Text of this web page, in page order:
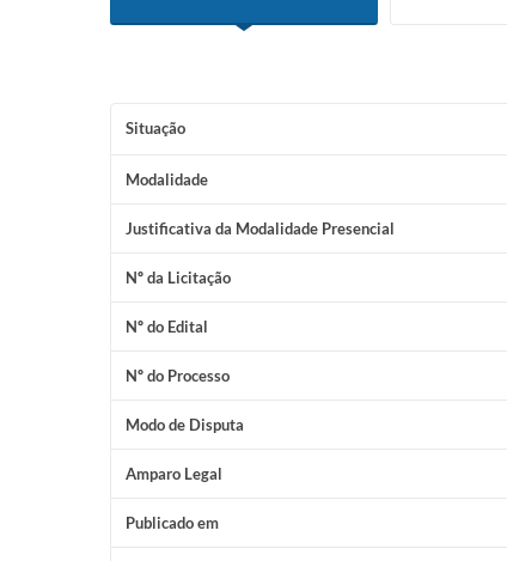
Situação
Modalidade
Justificativa da Modalidade Presencial
Nº da Licitação
Nº do Edital
Nº do Processo
Modo de Disputa
Amparo Legal
Publicado em